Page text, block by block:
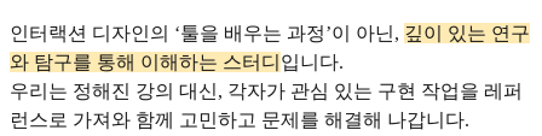
인터랙션 디자인의 ‘툴을 배우는 과정’이 아닌, 깊이 있는 연구
와 탐구를 통해 이해하는 스터디 입니다.
우리는 정해진 강의 대신, 각자가 관심 있는 구현 작업을 레퍼
런스로 가져와 함께 고민하고 문제를 해결해 나갑니다.